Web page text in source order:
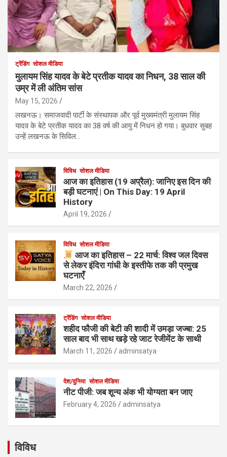
ट्रेंडिंग सोशल मीडिया
मुलायम सिंह यादव के बेटे प्रतीक यादव का निधन, 38 साल की
उम्र में ली अंतिम सांस
May 15, 2026
लखनऊ। समाजवादी पार्टी के संस्थापक और पूर्व मुख्यमंत्री मुलायम सिंह
यादव के बेटे प्रतीक यादव का 38 वर्ष की आयु में निधन हो गया। बुधवार सुबह
उन्हें लखनऊ के सिविल…
विविध सोशल मीडिया
आज का इतिहास (19 अप्रैल): जानिए इस दिन की
बड़ी घटनाएं | On This Day: 19 April
History
April 19, 2026
विविध सोशल मीडिया
आज का इतिहास – 22 मार्च: विश्व जल दिवस
से लेकर इंदिरा गांधी के इस्तीफे तक की प्रमुख
घटनाएँ
March 22, 2026
ट्रेंडिंग सोशल मीडिया
शहीद फौजी की बेटी की शादी में उमड़ा जज्बा: 25
साल बाद भी साथ खड़े रहे जाट रेजीमेंट के साथी
March 11, 2026 adminsatya
देश/दुनिया सोशल मीडिया
नीट पीजी: जब शून्य अंक भी योग्यता बन जाए
February 4, 2026 adminsatya
विविध